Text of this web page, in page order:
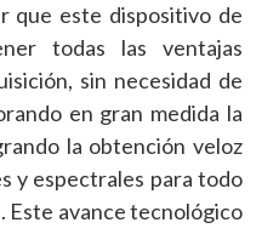
que este dispositivo de
todas las ventajas
sin necesidad de
en gran medida la
la obtención veloz
y espectrales para todo
Este avance tecnológico